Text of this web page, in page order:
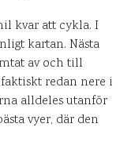
kvar att cykla. I
kartan. Nästa
av och till
redan nere i
alldeles utanför
vyer, där den